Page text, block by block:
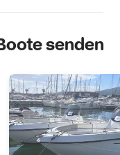
senden